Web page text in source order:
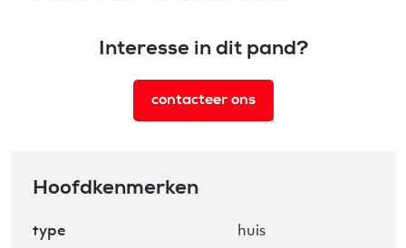
Interesse in dit pand?
contacteer ons
Hoofdkenmerken
type huis